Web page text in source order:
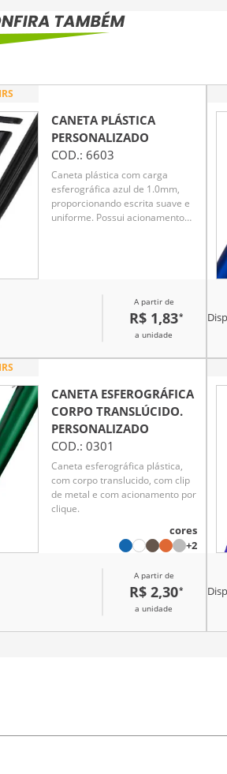
CANETA PLÁSTICA
PERSONALIZADO
COD.: 6603
Caneta plástica com carga
esferográfica azul de 1.0mm,
proporcionando escrita suave e
uniforme. Possui acionamento
design moderno e funcional a
torna ideal para anotações,
estudos e trabalho. Perfeita para
promocional.
A partir de
R$ 1,83*
a unidade
CANETA ESFEROGRÁFICA
CORPO TRANSLÚCIDO.
PERSONALIZADO
COD.: 0301
Caneta esferográfica plástica,
com corpo translucido, com clip
de metal e com acionamento por
clique.
cores
+2
A partir de
R$ 2,30*
a unidade